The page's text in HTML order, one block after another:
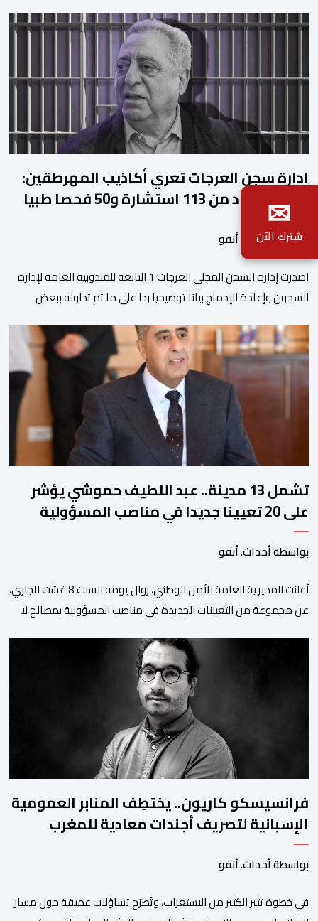
ادارة سجن العرجات تعري أكاذيب المهرطقين:
زيان استفاد من 113 استشارة و50 فحصا طبيا
بواسطة أحداث. أنفو
اصدرت إدارة السجن المحلي العرجات 1 التابعة للمندوبية العامة لإدارة
السجون وإعادة الإدماج بيانا توضيحيا ردا على ما تم تداوله ببعض
زيان، المعتقل بالمؤسسة ذاتها، وذلك لتنوير الرأي العام بالحقائق
والمعطيات الدقيقة.واوضحت إدارة المؤسسة السجنية أن المعني
بالأمر يستفيد منذ إيداعه من تتبع طبي منتظم ومستمر وفقا […]
تشمل 13 مدينة.. عبد اللطيف حموشي يؤشر
على 20 تعيينا جديدا في مناصب المسؤولية
بمصالح الأمن الوطني
بواسطة أحداث. أنفو
أعلنت المديرية العامة للأمن الوطني، زوال يومه السبت 8 غشت الجاري،
عن مجموعة من التعيينات الجديدة في مناصب المسؤولية بمصالح لا
والعروي وأسفي ووجدة والعيون والدار البيضاء وبني ملال وابن جرير
وطنجة وأصيلة، وذلك في إطار دينامية داخلية تهدف لضخ دماء جديدة
والاستعانة بكفاءات أمنية شابة ومتمرسة، […]
فرانسيسكو كاريون.. يَختطِف المنابر العمومية
الإسبانية لتصريف أجندات معادية للمغرب
بواسطة أحداث. أنفو
في خطوة تثير الكثير من الاستغراب، وتَطرَح تساؤلات عميقة حول مسار
✉
شترك الآن